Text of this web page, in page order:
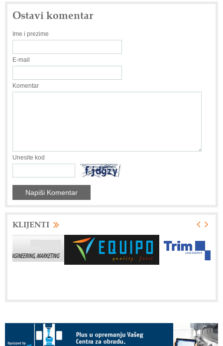
Ostavi komentar
Ime i prezime
E-mail
Komentar
Unesite kod
KLIJENTI